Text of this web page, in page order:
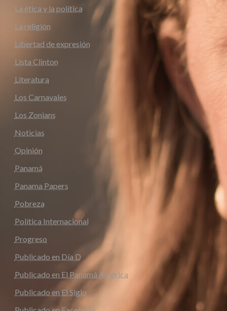
La ética y la política
La religión
Libertad de expresión
Lista Clinton
Literatura
Los Carnavales
Los Zonians
Noticias
Opinión
Panamá
Panama Papers
Pobreza
Política Internacional
Progreso
Publicado en Día D
Publicado en El Panamá América
Publicado en El Siglo